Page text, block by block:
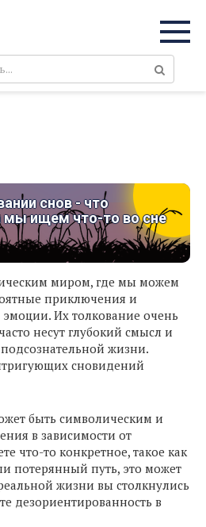
снов - что
мы ищем что-то во сне
миром, где мы можем
приключения и
Их толкование очень
несут глубокий смысл и
жизни.
сновидений
быть символическим и
в зависимости от
что-то конкретное, такое как
потерянный путь, это может
жизни вы столкнулись
дезориентированность в